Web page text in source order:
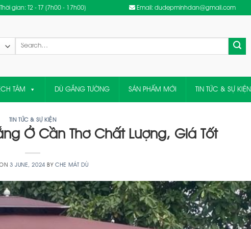
Thời gian: T2 - T7 (7h00 - 17h00) Email: dudepminhdan@gmail.com
Search
TÂM DÙ GẮNG TƯỜNG SẢN PHẨM MỚI TIN TỨC & SỰ KIỆN
TIN TỨC & SỰ KIỆN
Ở Cần Thơ Chất Lượng, Giá Tốt
3 JUNE, 2024 BY CHE MÁT DÙ